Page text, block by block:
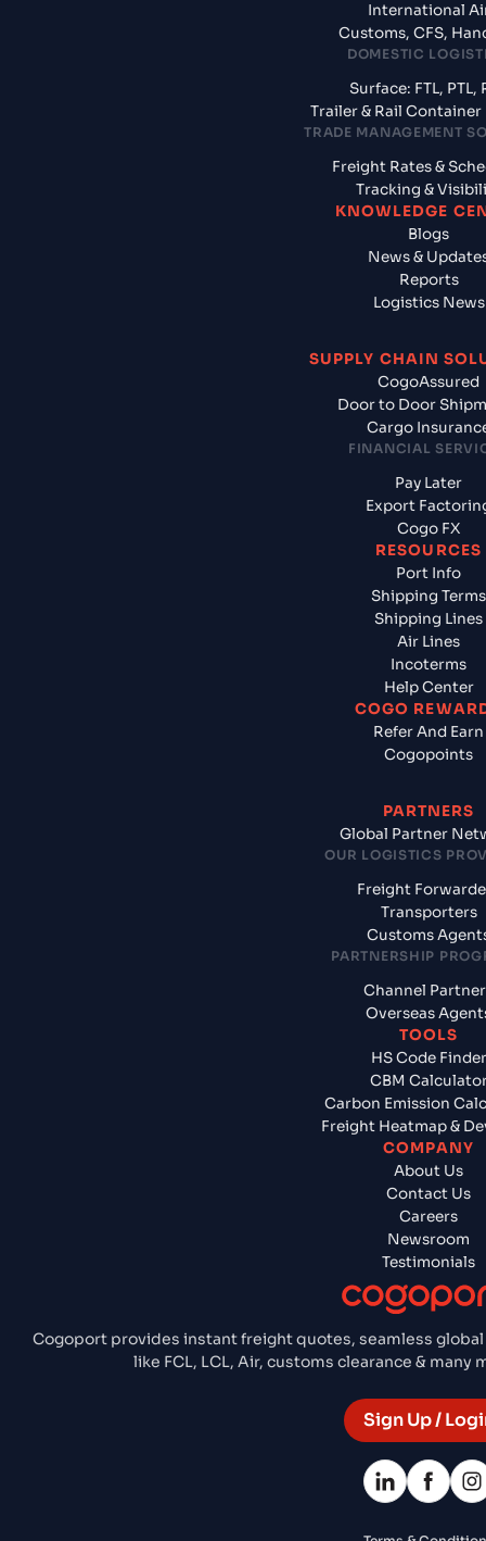
Cogoport provides instant freight quotes, seamless
like FCL, LCL, Air, customs clearance &
Sign Up /
International
Customs, CFS,
DOMESTIC
Surface: FTL, PTL,
Trailer & Rail Container
TRADE MANAGEMENT
Freight Rates &
Tracking &
KNOWLEDGE
Blogs
News &
Reports
Logistics News
SUPPLY CHAIN
CogoAssured
Door to Door
Cargo
FINANCIAL
Pay Later
Export
Cogo FX
RESOURCES
Port Info
Shipping Terms
Shipping Lines
Air Lines
Incoterms
Help Center
COGO
Refer And Earn
Cogopoints
PARTNERS
Global Partner
OUR LOGISTICS
Freight
Transporters
Customs
PARTNERSHIP
Channel
Overseas
TOOLS
HS Code Finder
CBM
Carbon Emission
Freight Heatmap &
COMPANY
About Us
Contact Us
Careers
Newsroom
Testimonials